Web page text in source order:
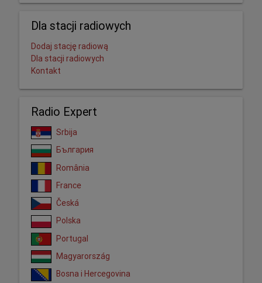
Dla stacji radiowych
Dodaj stację radiową
Dla stacji radiowych
Kontakt
Radio Expert
Srbija
България
România
France
Česká
Polska
Portugal
Magyarország
Bosna i Hercegovina